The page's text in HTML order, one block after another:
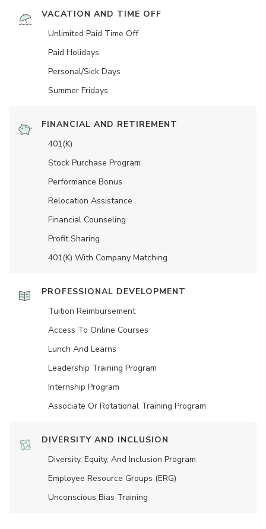
VACATION AND TIME OFF
Unlimited Paid Time Off
Paid Holidays
Personal/Sick Days
Summer Fridays
FINANCIAL AND RETIREMENT
401(K)
Stock Purchase Program
Performance Bonus
Relocation Assistance
Financial Counseling
Profit Sharing
401(K) With Company Matching
PROFESSIONAL DEVELOPMENT
Tuition Reimbursement
Access To Online Courses
Lunch And Learns
Leadership Training Program
Internship Program
Associate Or Rotational Training Program
DIVERSITY AND INCLUSION
Diversity, Equity, And Inclusion Program
Employee Resource Groups (ERG)
Unconscious Bias Training